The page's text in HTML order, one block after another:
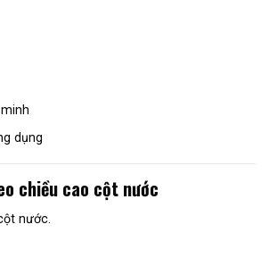
dụng
chiều cao cột nước
nước.